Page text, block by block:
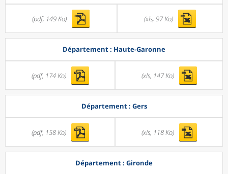
(pdf, 149 Ko) (xls, 97 Ko)
Département : Haute-Garonne
(pdf, 174 Ko) (xls, 147 Ko)
Département : Gers
(pdf, 158 Ko) (xls, 118 Ko)
Département : Gironde